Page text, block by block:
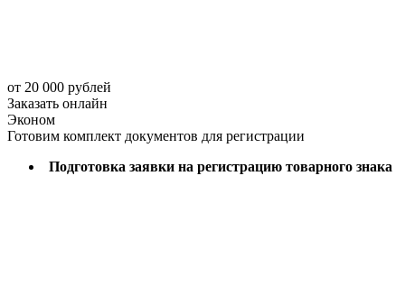
от 20 000 рублей
Заказать онлайн
Эконом
Готовим комплект документов для регистрации
Подготовка заявки на регистрацию товарного знака